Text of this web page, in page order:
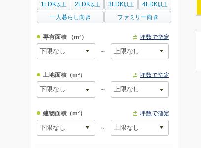
1LDK 以上 2LDK 以上 3LDK 以上 4LDK 以上
一人暮らし向き ファミリー向き
専有面積 （m²） 坪数で指定
～
土地面積（m²） 坪数で指定
～
建物面積（m²） 坪数で指定
～